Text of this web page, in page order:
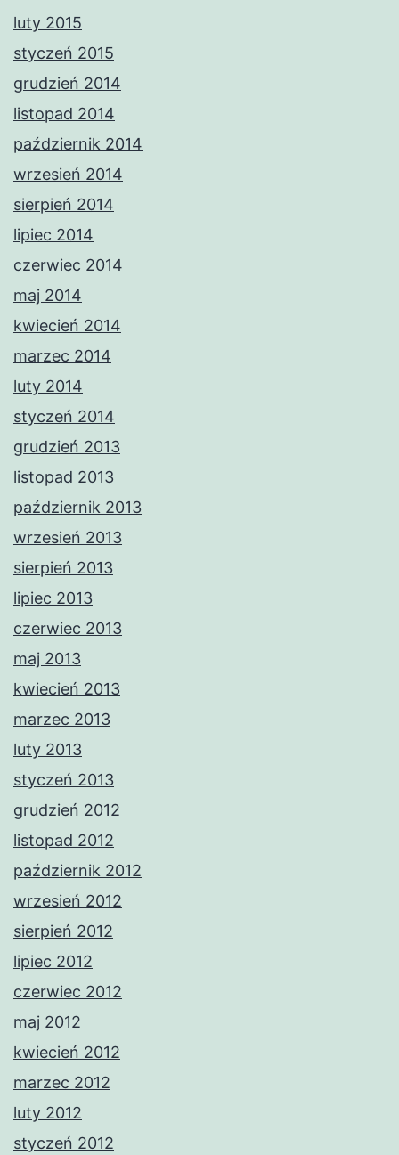
luty 2015
styczeń 2015
grudzień 2014
listopad 2014
październik 2014
wrzesień 2014
sierpień 2014
lipiec 2014
czerwiec 2014
maj 2014
kwiecień 2014
marzec 2014
luty 2014
styczeń 2014
grudzień 2013
listopad 2013
październik 2013
wrzesień 2013
sierpień 2013
lipiec 2013
czerwiec 2013
maj 2013
kwiecień 2013
marzec 2013
luty 2013
styczeń 2013
grudzień 2012
listopad 2012
październik 2012
wrzesień 2012
sierpień 2012
lipiec 2012
czerwiec 2012
maj 2012
kwiecień 2012
marzec 2012
luty 2012
styczeń 2012